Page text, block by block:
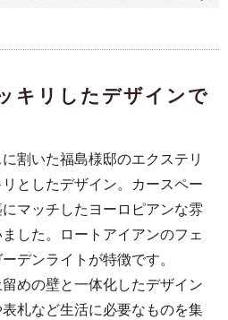
キリしたデザインで
割いた福島様邸のエクステリ
としたデザイン。カースペー
マッチしたヨーロピアンな雰
した。ロートアイアンのフェ
デンライトが特徴です。
めの壁と一体化したデザイン
札など生活に必要なものを集